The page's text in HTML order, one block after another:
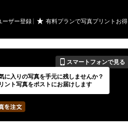
ーザー登録 ★ 有料プランで写真プリントお得
📱 スマートフォンで見る
イベントの期間
---
枚
に入りの写真を手元に残しませんか？
ント写真をポストにお届けします